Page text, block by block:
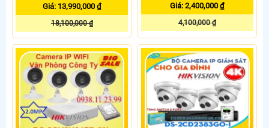
Giá: 13,990,000 ₫
18,100,000 ₫
Giá: 2,400,000 ₫
4,100,000 ₫